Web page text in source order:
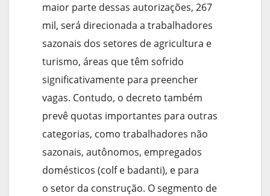
maior parte dessas autorizações, 267
mil, será direcionada a trabalhadores
sazonais dos setores de agricultura e
turismo, áreas que têm sofrido
significativamente para preencher
vagas. Contudo, o decreto também
prevê quotas importantes para outras
categorias, como trabalhadores não
sazonais, autônomos, empregados
domésticos (colf e badanti), e para
o setor da construção. O segmento de